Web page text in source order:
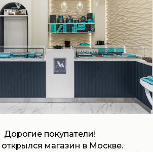
Дорогие покупатели!
магазин в Москве.
Отправить заявку
в Москве, доставляем
по всей России
34-32